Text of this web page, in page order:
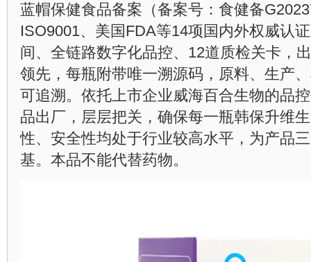
蓝帽保健食品备案（备案号：食健备
ISO9001、美国FDA等14项国内外权威认
间、全链路数字化品控、12道质检关卡，
领先，每瓶附带唯一溯源码，原料、生产
可追溯。依托上市企业威海百合生物的品
品出厂，层层把关，确保每一瓶韩保升维
性、安全性均处于行业较高水平，为产品
基。本品不能代替药物。